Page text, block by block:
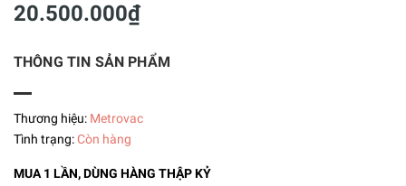
20.500.000₫
THÔNG TIN SẢN PHẨM
Thương hiệu: Metrovac
Tình trạng:Còn hàng
MUA 1 LẦN, DÙNG HÀNG THẬP KỶ